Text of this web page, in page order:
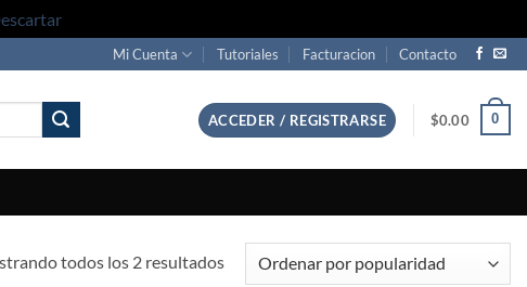
Mi Cuenta Tutoriales Facturacion Contacto
ACCEDER / REGISTRARSE $0.00 0
todos los 2 resultadosSorted